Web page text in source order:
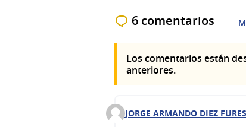
6 comentarios
Los comentarios están
anteriores.
Comentario 83
JORGE ARMANDO DIEZ